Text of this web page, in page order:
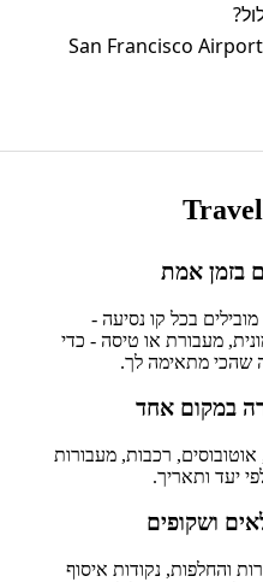
בולטת במיוחד תחנת San Francisco Airport
בזמן אמת
בכל קו נסיעה -
מעבורת או טיסה - כדי
שהכי מתאימה לך.
במקום אחד
אוטובוסים, רכבות, מעבורות
יעד ותאריך.
ושקופים
והחלפות, נקודות איסוף